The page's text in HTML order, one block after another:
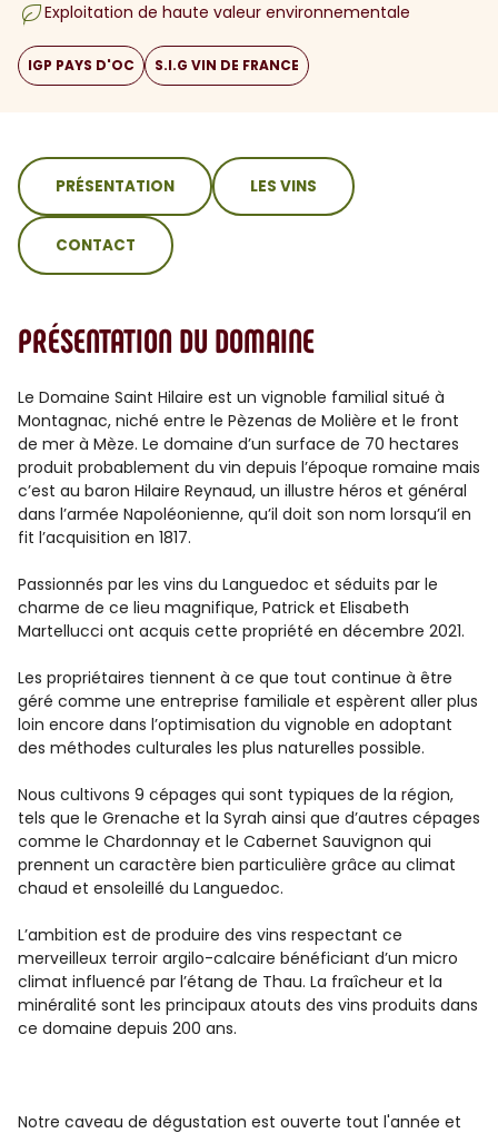
Exploitation de haute valeur environnementale
IGP PAYS D'OC S.I.G VIN DE FRANCE
sommaire
PRÉSENTATION LES VINS
CONTACT
PRÉSENTATION DU DOMAINE
Le Domaine Saint Hilaire est un vignoble familial situé à
Montagnac, niché entre le Pèzenas de Molière et le front
de mer à Mèze. Le domaine d’un surface de 70 hectares
produit probablement du vin depuis l’époque romaine mais
c’est au baron Hilaire Reynaud, un illustre héros et général
dans l’armée Napoléonienne, qu’il doit son nom lorsqu’il en
fit l’acquisition en 1817.
Passionnés par les vins du Languedoc et séduits par le
charme de ce lieu magnifique, Patrick et Elisabeth
Martellucci ont acquis cette propriété en décembre 2021.
Les propriétaires tiennent à ce que tout continue à être
géré comme une entreprise familiale et espèrent aller plus
loin encore dans l’optimisation du vignoble en adoptant
des méthodes culturales les plus naturelles possible.
Nous cultivons 9 cépages qui sont typiques de la région,
tels que le Grenache et la Syrah ainsi que d’autres cépages
comme le Chardonnay et le Cabernet Sauvignon qui
prennent un caractère bien particulière grâce au climat
chaud et ensoleillé du Languedoc.
L’ambition est de produire des vins respectant ce
merveilleux terroir argilo-calcaire bénéficiant d’un micro
climat influencé par l’étang de Thau. La fraîcheur et la
minéralité sont les principaux atouts des vins produits dans
ce domaine depuis 200 ans.
Notre caveau de dégustation est ouverte tout l'année et